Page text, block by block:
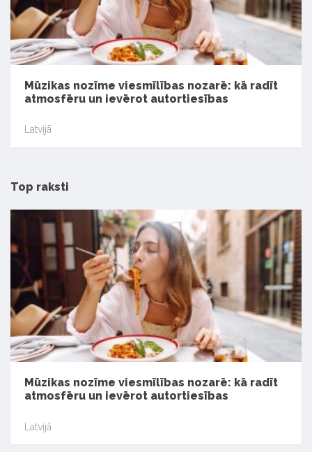
Mūzikas nozīme viesmīlības nozarē: kā radīt
atmosfēru un ievērot autortiesības
Latvijā
Top raksti
Mūzikas nozīme viesmīlības nozarē: kā radīt
atmosfēru un ievērot autortiesības
Latvijā